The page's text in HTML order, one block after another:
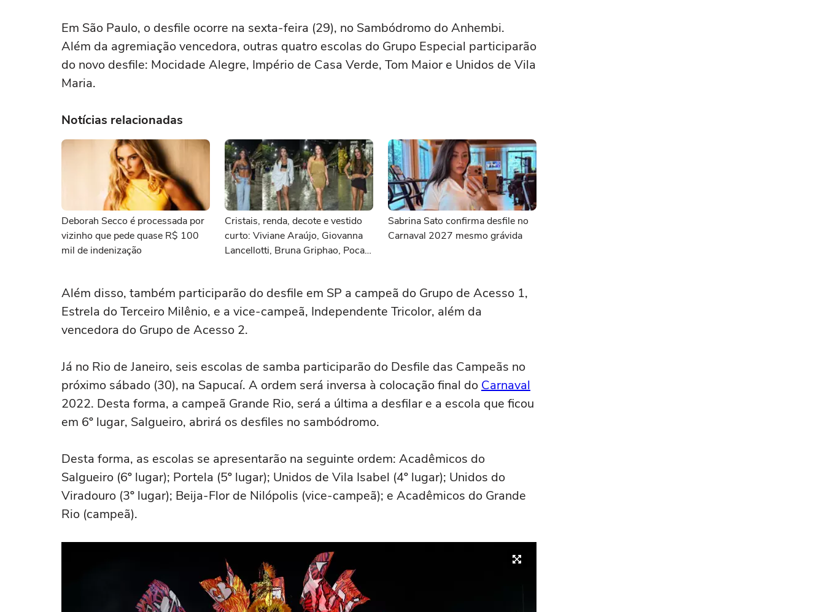
Em São Paulo, o desfile ocorre na sexta-feira (29), no Sambódromo do Anhembi.
Além da agremiação vencedora, outras quatro escolas do Grupo Especial participarão
do novo desfile: Mocidade Alegre, Império de Casa Verde, Tom Maior e Unidos de Vila
Maria.
Notícias relacionadas
Deborah Secco é processada por
vizinho que pede quase R$ 100
mil de indenização
Cristais, renda, decote e vestido
curto: Viviane Araújo, Giovanna
Lancellotti, Bruna Griphao, Pocah
Sabrina Sato confirma desfile no
Carnaval 2027 mesmo grávida
Além disso, também participarão do desfile em SP a campeã do Grupo de Acesso 1,
Estrela do Terceiro Milênio, e a vice-campeã, Independente Tricolor, além da
vencedora do Grupo de Acesso 2.
Já no Rio de Janeiro, seis escolas de samba participarão do Desfile das Campeãs no
próximo sábado (30), na Sapucaí. A ordem será inversa à colocação final do Carnaval
2022. Desta forma, a campeã Grande Rio, será a última a desfilar e a escola que ficou
em 6º lugar, Salgueiro, abrirá os desfiles no sambódromo.
Desta forma, as escolas se apresentarão na seguinte ordem: Acadêmicos do
Salgueiro (6º lugar); Portela (5º lugar); Unidos de Vila Isabel (4º lugar); Unidos do
Viradouro (3º lugar); Beija-Flor de Nilópolis (vice-campeã); e Acadêmicos do Grande
Rio (campeã).